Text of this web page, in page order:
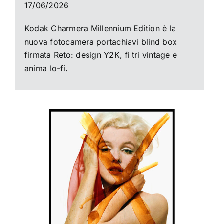
17/06/2026
Kodak Charmera Millennium Edition è la
nuova fotocamera portachiavi blind box
firmata Reto: design Y2K, filtri vintage e
anima lo-fi.